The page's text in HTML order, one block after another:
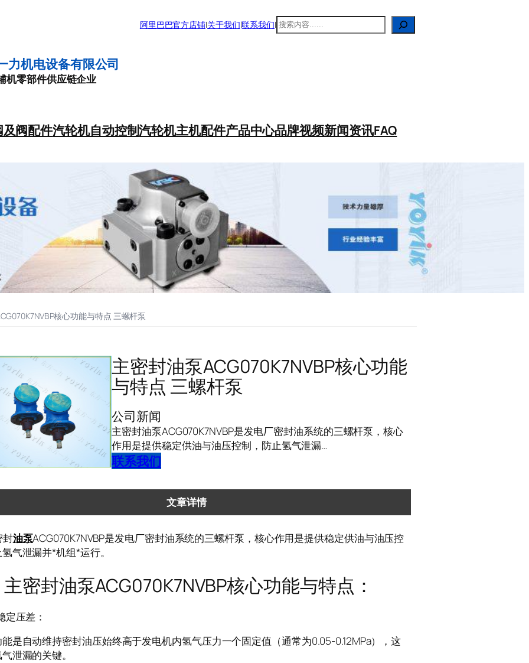
阿里巴巴官方店铺|关于我们|联系我们| 搜
力机电设备有限公司
机零部件供应链企业
及阀配件汽轮机自动控制汽轮机主机配件产品中心品牌视频新闻资讯FAQ
核心功能与特点 三螺杆泵
主密封油泵ACG070K7NVBP核心功能
与特点 三螺杆泵
公司新闻
主密封油泵ACG070K7NVBP是发电厂密封油系统的三螺杆泵，核心
作用是提供稳定供油与油压控制，防止氢气泄漏…
联系我们
文章详情
油泵ACG070K7NVBP是发电厂密封油系统的三螺杆泵，核心作用是提供稳定供油与油压控
气泄漏并*机组*运行。
封油泵ACG070K7NVBP核心功能与特点：
定压差：
是自动维持密封油压始终高于发电机内氢气压力一个固定值（通常为0.05-0.12MPa），这
泄漏的关键。